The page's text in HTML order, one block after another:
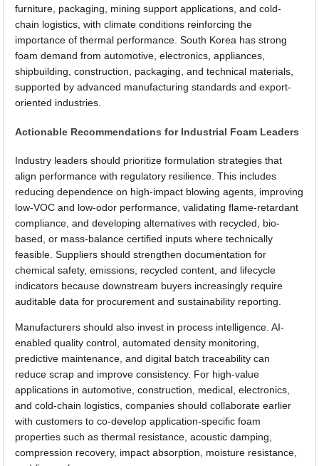
furniture, packaging, mining support applications, and cold-
chain logistics, with climate conditions reinforcing the
importance of thermal performance. South Korea has strong
foam demand from automotive, electronics, appliances,
shipbuilding, construction, packaging, and technical materials,
supported by advanced manufacturing standards and export-
oriented industries.
Actionable Recommendations for Industrial Foam Leaders
Industry leaders should prioritize formulation strategies that
align performance with regulatory resilience. This includes
reducing dependence on high-impact blowing agents, improving
low-VOC and low-odor performance, validating flame-retardant
compliance, and developing alternatives with recycled, bio-
based, or mass-balance certified inputs where technically
feasible. Suppliers should strengthen documentation for
chemical safety, emissions, recycled content, and lifecycle
indicators because downstream buyers increasingly require
auditable data for procurement and sustainability reporting.
Manufacturers should also invest in process intelligence. AI-
enabled quality control, automated density monitoring,
predictive maintenance, and digital batch traceability can
reduce scrap and improve consistency. For high-value
applications in automotive, construction, medical, electronics,
and cold-chain logistics, companies should collaborate earlier
with customers to co-develop application-specific foam
properties such as thermal resistance, acoustic damping,
compression recovery, impact absorption, moisture resistance,